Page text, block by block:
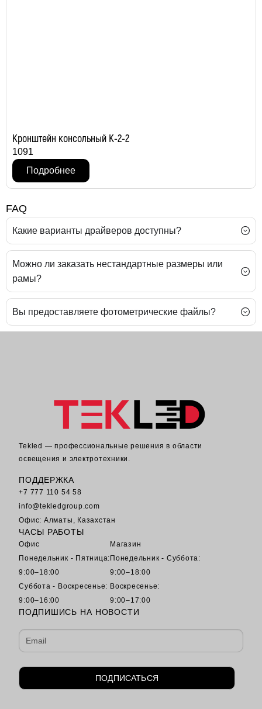
Кронштейн консольный К-2-2
1091
Подробнее
FAQ
Какие варианты драйверов доступны?
Можно ли заказать нестандартные размеры или
рамы?
Вы предоставляете фотометрические файлы?
Tekled — профессиональные решения в области
освещения и электротехники.
ПОДДЕРЖКА
+7 777 110 54 58
info@tekledgroup.com
Офис: Алматы, Казахстан
ЧАСЫ РАБОТЫ
Офис
Понедельник - Пятница:
9:00–18:00
Суббота - Воскресенье:
9:00–16:00
Магазин
Понедельник - Суббота:
9:00–18:00
Воскресенье:
9:00–17:00
ПОДПИШИСЬ НА НОВОСТИ
ПОДПИСАТЬСЯ